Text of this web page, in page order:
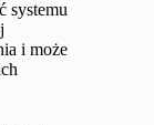
systemu
i może